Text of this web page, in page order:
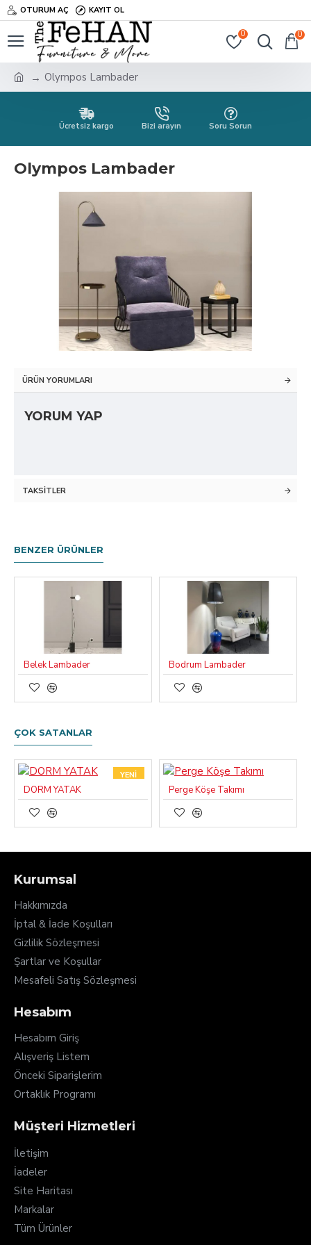
OTURUM AÇ KAYIT OL
0 0
Olympos Lambader
Ücretsiz kargo Bizi arayın Soru Sorun
Olympos Lambader
ÜRÜN YORUMLARI
YORUM YAP
TAKSITLER
BENZER ÜRÜNLER
Belek Lambader Bodrum Lambader
ÇOK SATANLAR
YENI
DORM YATAK Perge Köşe Takımı
Kurumsal
Hakkımızda
İptal & İade Koşulları
Gizlilik Sözleşmesi
Şartlar ve Koşullar
Mesafeli Satış Sözleşmesi
Hesabım
Hesabım Giriş
Alışveriş Listem
Önceki Siparişlerim
Ortaklık Programı
Müşteri Hizmetleri
İletişim
İadeler
Site Haritası
Markalar
Tüm Ürünler